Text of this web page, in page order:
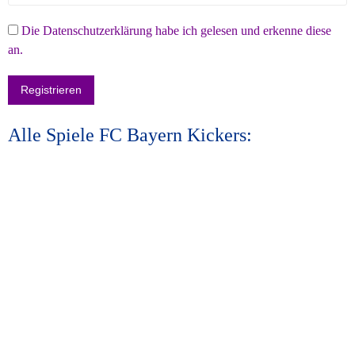
Die Datenschutzerklärung habe ich gelesen und erkenne diese
an.
Alle Spiele FC Bayern Kickers: